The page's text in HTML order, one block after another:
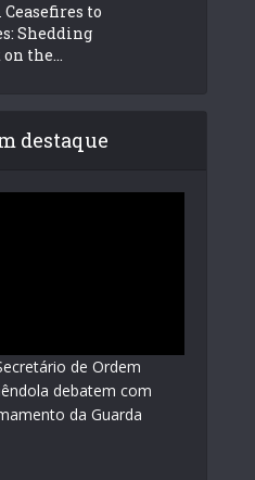
to
Shedding
the...
destaque
de Ordem
debatem com
da Guarda